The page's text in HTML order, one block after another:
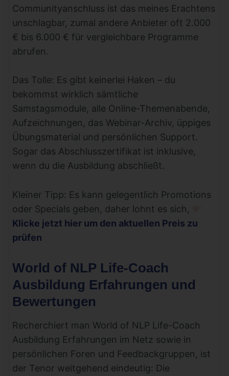
Communityanschluss ist das meines Erachtens
unschlagbar, zumal andere Anbieter oft 2.000
€ bis 6.000 € für vergleichbare Programme
abrufen.
Das Tolle: Es gibt keinerlei Haken – du
bekommst wirklich sämtliche
Samstagsmodule, alle Online-Themenabende,
Aufzeichnungen, das Webinar-Archiv, üppiges
Übungsmaterial und persönlichen Support.
Sogar das Abschlusszertifikat ist inklusive,
wenn du die Ausbildung abschließt.
Kleiner Tipp: Es kann gelegentlich Promotions
oder Specials geben, daher lohnt es sich,
Klicke jetzt hier um den aktuellen Preis zu
prüfen
World of NLP Life-Coach
Ausbildung Erfahrungen und
Bewertungen
Recherchiert man World of NLP Life-Coach
Ausbildung Erfahrungen im Netz sowie in
persönlichen Foren und Feedbackgruppen, ist
der Tenor weitgehend eindeutig: Die